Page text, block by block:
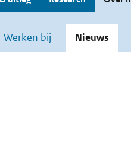
Werken bij Nieuws